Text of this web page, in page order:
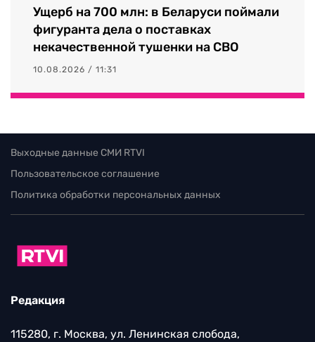
Ущерб на 700 млн: в Беларуси поймали
фигуранта дела о поставках
некачественной тушенки на СВО
10.08.2026 / 11:31
Выходные данные СМИ RTVI
Пользовательское соглашение
Политика обработки персональных данных
Редакция
115280, г. Москва, ул. Ленинская слобода,